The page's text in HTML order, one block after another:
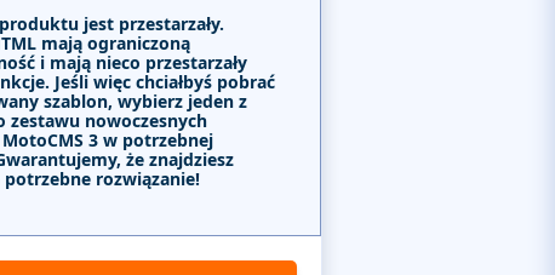
jest przestarzały.
mają ograniczoną
i mają nieco przestarzały
Jeśli więc chciałbyś pobrać
szablon, wybierz jeden z
zestawu nowoczesnych
3 w potrzebnej
że znajdziesz
rozwiązanie!